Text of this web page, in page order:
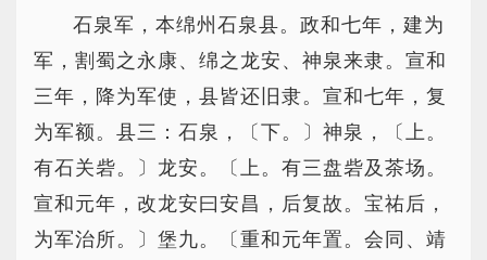
石泉军，本绵州石泉县。政和七年，建为
军，割蜀之永康、绵之龙安、神泉来隶。宣和
三年，降为军使，县皆还旧隶。宣和七年，复
为军额。县三：石泉，〔下。〕神泉，〔上。
有石关砦。〕龙安。〔上。有三盘砦及茶场。
宣和元年，改龙安曰安昌，后复故。宝祐后，
为军治所。〕堡九。〔重和元年置。会同、靖